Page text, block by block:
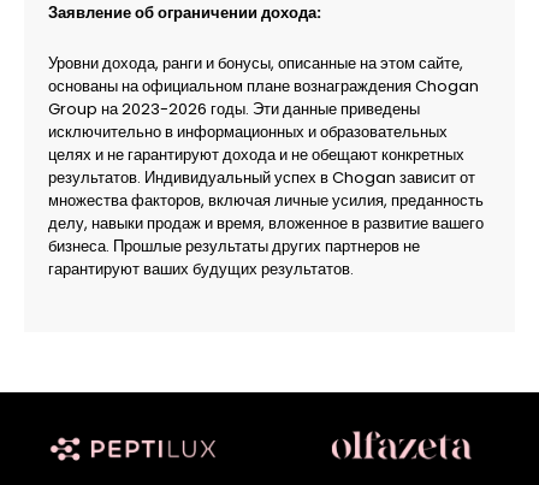
Заявление об ограничении дохода:
Уровни дохода, ранги и бонусы, описанные на этом сайте,
основаны на официальном плане вознаграждения Chogan
Group на 2023-2026 годы. Эти данные приведены
исключительно в информационных и образовательных
целях и не гарантируют дохода и не обещают конкретных
результатов. Индивидуальный успех в Chogan зависит от
множества факторов, включая личные усилия, преданность
делу, навыки продаж и время, вложенное в развитие вашего
бизнеса. Прошлые результаты других партнеров не
гарантируют ваших будущих результатов.